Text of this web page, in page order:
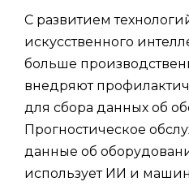
С развитием
искусственного
больше
внедряют
для сбора данных об
Прогностическое
данные об
использует ИИ и